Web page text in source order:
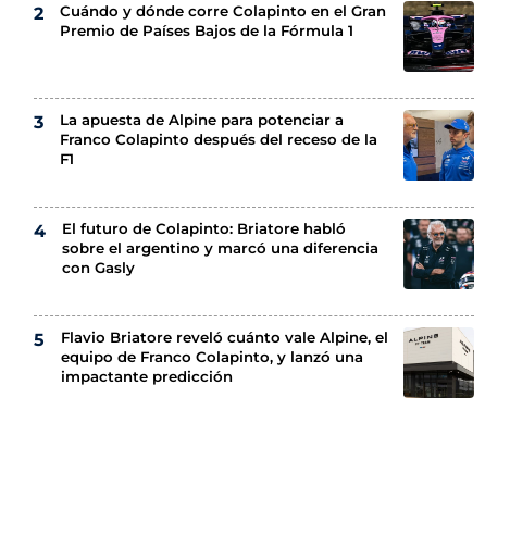
Cuándo y dónde corre Colapinto en el Gran
Premio de Países Bajos de la Fórmula 1
La apuesta de Alpine para potenciar a
Franco Colapinto después del receso de la
F1
El futuro de Colapinto: Briatore habló
sobre el argentino y marcó una diferencia
con Gasly
Flavio Briatore reveló cuánto vale Alpine, el
equipo de Franco Colapinto, y lanzó una
impactante predicción